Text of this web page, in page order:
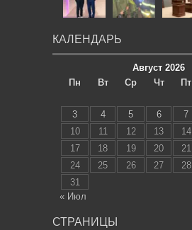
КАЛЕНДАРЬ
Август 2026
Пн
Вт Ср Чт Пт
3
4 5 6 7
10
11 12 13 14
17
18 19 20 21
24
25 26 27 28
31
« Июл
СТРАНИЦЫ